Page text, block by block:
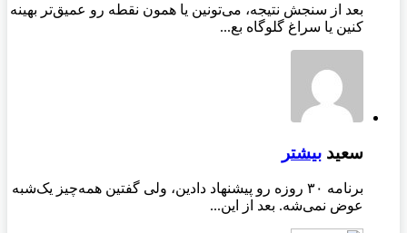
بعد از سنجش نتیجه، می‌تونین یا همون نقطه رو عمیق‌تر بهینه
کنین یا سراغ گلوگاه بع...
سعید بیشتر
برنامه ۳۰ روزه رو پیشنهاد دادین، ولی گفتین همه‌چیز یک‌شبه
عوض نمی‌شه. بعد از این...